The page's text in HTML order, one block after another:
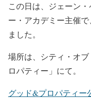
この日は、ジェーン
ー・アカデミー主催
ました。
場所は、シティ・オ
ロパティー」にて。
グッド&プロパティー